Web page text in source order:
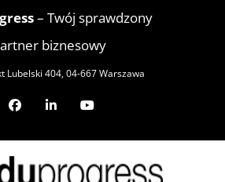
– Twój sprawdzony
biznesowy
Lubelski 404, 04-667 Warszawa